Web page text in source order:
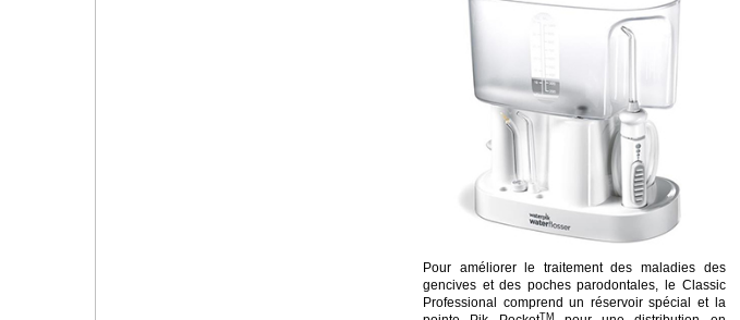
Pour améliorer le traitement des maladies des
gencives et des poches parodontales, le Classic
Professional comprend un réservoir spécial et la
TM